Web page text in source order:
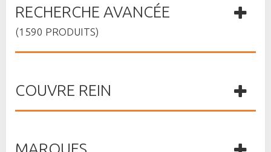
RECHERCHE AVANCÉE
(1590 PRODUITS)
COUVRE REIN
MARQUES